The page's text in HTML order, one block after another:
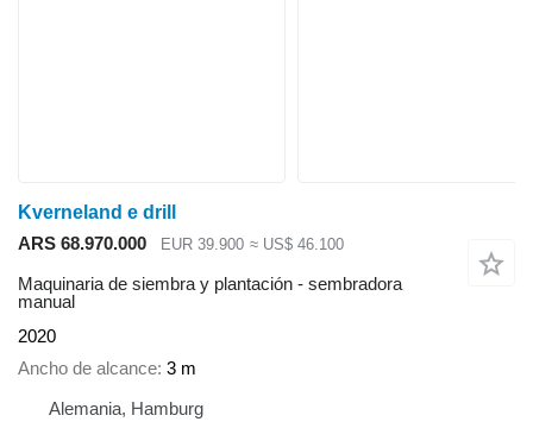
Kverneland e drill
ARS 68.970.000
EUR 39.900 ≈ US$ 46.100
Maquinaria de siembra y plantación - sembradora
manual
2020
Ancho de alcance 3 m
Alemania, Hamburg